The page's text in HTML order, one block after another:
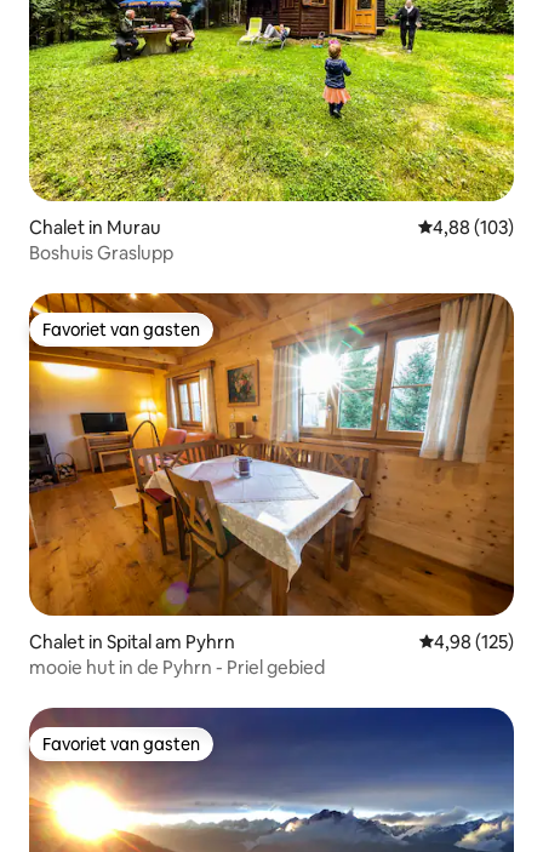
Chalet in Murau Gemiddelde
4,88 (103)
Boshuis Graslupp
Favoriet van gasten
Favoriet van gasten
Chalet in Spital am Pyhrn Gemiddelde
4,98 (125)
mooie hut in de Pyhrn - Priel gebied
Favoriet van gasten
Favoriet van gasten